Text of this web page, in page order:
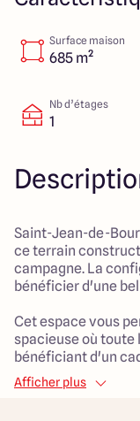
Maisons
151 route de
69800 Saint
Surface maison
685 m²
Nb d’étages
1
Saint-Jean-de-
ce terrain
campagne. La
bénéficier d'une
Cet espace vous
spacieuse où toute
bénéficiant d'un
parfaite pour les
commodités telles
Afficher plus